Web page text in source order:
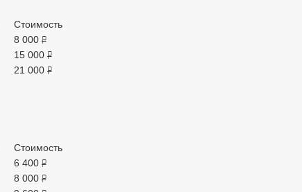
Стоимость
8 000 руб.
15 000 руб.
21 000 руб.
Стоимость
6 400 руб.
8 000 руб.